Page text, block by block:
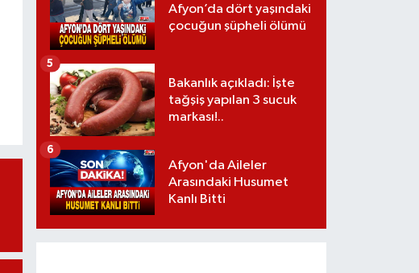
Afyon’da dört yaşındaki
çocuğun şüpheli ölümü
Bakanlık açıkladı: İşte
tağşiş yapılan 3 sucuk
markası!..
5
Afyon'da Aileler
Arasındaki Husumet
Kanlı Bitti
6